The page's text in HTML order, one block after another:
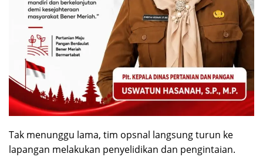
Tak menunggu lama, tim opsnal langsung turun ke
lapangan melakukan penyelidikan dan pengintaian.